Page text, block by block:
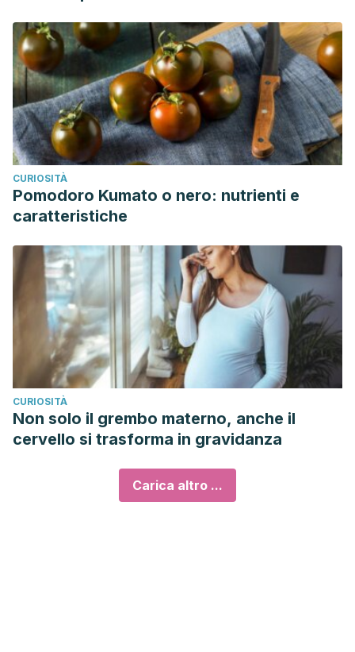
CURIOSITÀ
Pomodoro Kumato o nero: nutrienti e
caratteristiche
CURIOSITÀ
Non solo il grembo materno, anche il
cervello si trasforma in gravidanza
Carica altro ...